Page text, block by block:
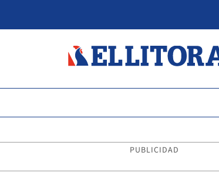
PUBLICIDAD